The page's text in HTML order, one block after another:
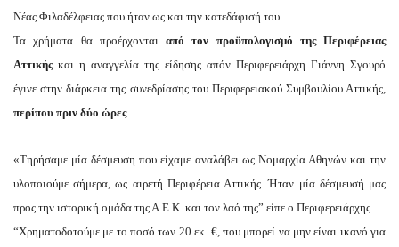
Νέας Φιλαδέλφειας που ήταν ως και την κατεδάφισή του.
Τα χρήματα θα προέρχονται από τον προϋπολογισμό της Περιφέρειας
Αττικήςκαι η αναγγελία της είδησης απόν Περιφερειάρχη Γιάννη Σγουρό
έγινε στην διάρκεια της συνεδρίασης του Περιφερειακού Συμβουλίου Αττικής,
περίπου πριν δύο ώρες.
«Τηρήσαμε μία δέσμευση που είχαμε αναλάβει ως Νομαρχία Αθηνών και την
υλοποιούμε σήμερα, ως αιρετή Περιφέρεια Αττικής. Ήταν μία δέσμευσή μας
προς την ιστορική ομάδα της Α.Ε.Κ. και τον λαό της” είπε ο Περιφερειάρχης.
“Χρηματοδοτούμε με το ποσό των 20 εκ. €, που μπορεί να μην είναι ικανό για